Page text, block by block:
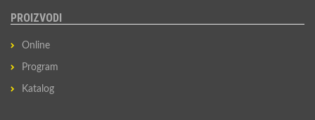
PROIZVODI
Online
Program
Katalog